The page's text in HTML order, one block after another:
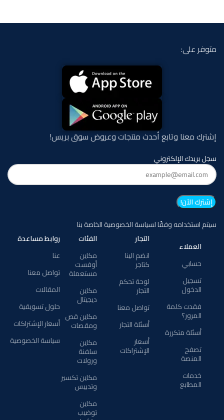
متوفر على:
إشترك معنا وتابع أحدث منتجات وعروض سوق بريس!
سجل بريدك الإلكتروني
سيتم استخدامه وفقًا لسياسة الخصوصية الخاصة بنا
العملاء
حسابي
تسجيل
الدخول
فقدت كلمة
المرور؟
أسئلة متكررة
تصفح
المنصة
خدمات
المطابع
التجار
انضم الينا
كتاجر
لوحة تحكم
التجار
تواصل معنا
أسئلة التجار
أسعار
الإشتراكات
الفئات
مكاين
أوفست
مستعملة
مكاين
ديجيتال
مكاين قص
ومقصات
مكاين
سلفنة
ورولات
مكاين تكسير
وتدبيس
مكاين
توضيب
روابط مساعدة
عنا
تواصل معنا
المقالات
حلول تسويقية
أسعار الإشتراكات
سياسة الخصوصية